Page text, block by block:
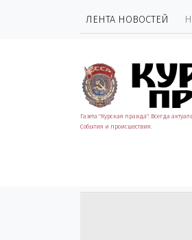
ЛЕНТА НОВОСТЕЙ
Газета "Курская правда". Всегда
События и происшествия.